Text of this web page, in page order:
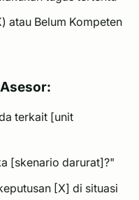
atau Belum Kompeten
terkait [unit
[skenario darurat]?"
[X] di situasi